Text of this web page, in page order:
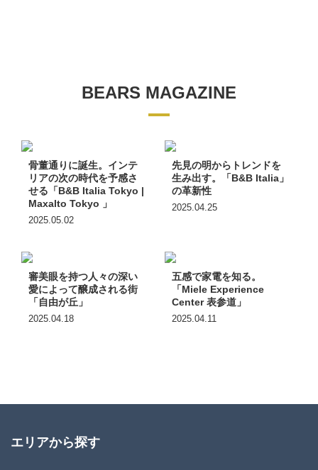
BEARS MAGAZINE
骨董通りに誕生。インテ
リアの次の時代を予感さ
せる「B&B Italia Tokyo |
Maxalto Tokyo 」
2025.05.02
先見の明からトレンドを
生み出す。「B&B Italia」
の革新性
2025.04.25
審美眼を持つ人々の深い
愛によって醸成される街
「自由が丘」
2025.04.18
五感で家電を知る。
「Miele Experience
Center 表参道」
2025.04.11
エリアから探す